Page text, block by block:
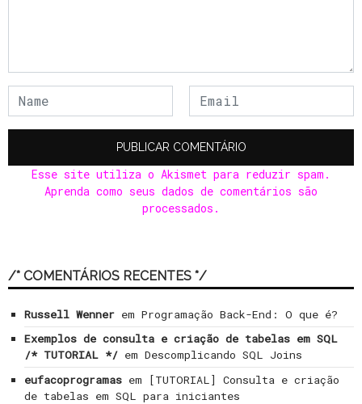
Esse site utiliza o Akismet para reduzir spam.
Aprenda como seus dados de comentários são
processados .
/* COMENTÁRIOS RECENTES */
Russell Wenner em Programação Back-End: O que é?
Exemplos de consulta e criação de tabelas em SQL
/* TUTORIAL */ em Descomplicando SQL Joins
eufacoprogramas em
[TUTORIAL] Consulta e criação
de tabelas em SQL para iniciantes